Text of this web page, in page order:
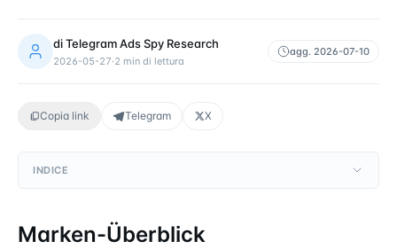
diTelegram Ads Spy Research
2026-05-27·2 min di lettura
agg. 2026-07-10
Copia link Telegram X
INDICE
Marken-Überblick